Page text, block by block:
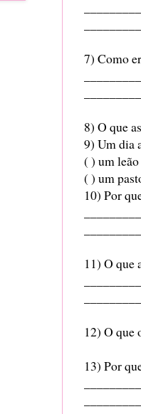
7) Como
8) O que
9) Um dia
( ) um
( ) um
10) Por
11) O que
12) O que
13) Por